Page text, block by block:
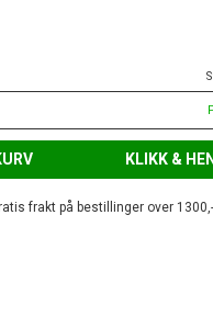
KLIKK &
frakt på bestillinger over